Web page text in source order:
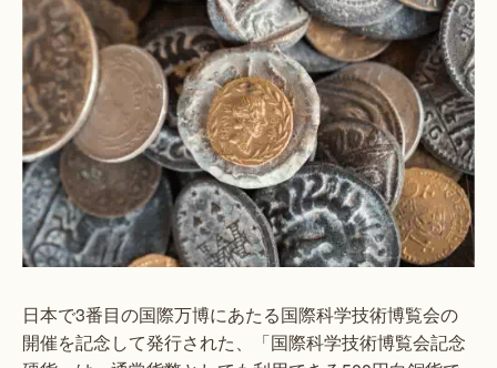
日本で3番目の国際万博にあたる国際科学技術博覧会の
開催を記念して発行された、「国際科学技術博覧会記念